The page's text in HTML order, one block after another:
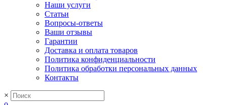
Наши услуги
Статьи
Вопросы-ответы
Ваши отзывы
Гарантии
Доставка и оплата товаров
Политика конфиденциальности
Политика обработки персональных данных
Контакты
×